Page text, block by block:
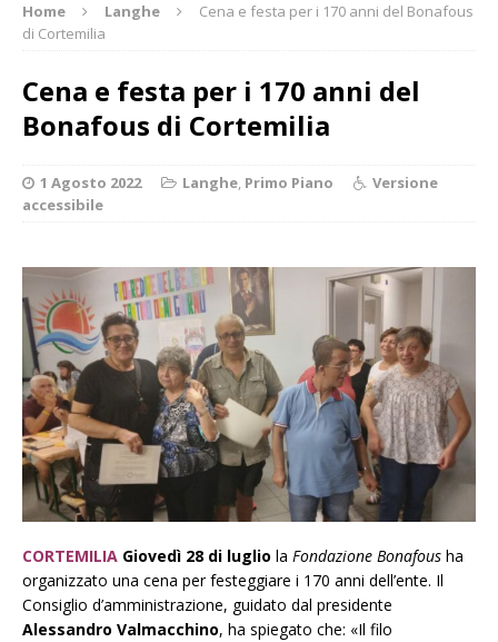
Home Langhe
Cena e festa per i 170 anni del Bonafous
di Cortemilia
Cena e festa per i 170 anni del
Bonafous di Cortemilia
1 Agosto 2022 Langhe, Primo Piano
Versione
accessibile
CORTEMILIA Giovedì 28 di luglio la Fondazione Bonafous ha
organizzato una cena per festeggiare i 170 anni dell’ente. Il
Consiglio d’amministrazione, guidato dal presidente
Alessandro Valmacchino, ha spiegato che: «Il filo